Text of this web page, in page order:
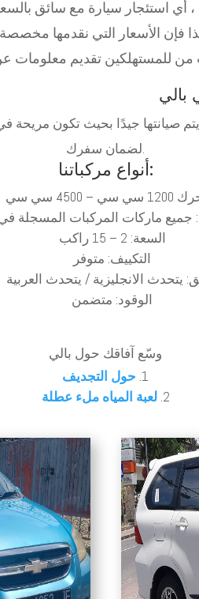
، أي استئجار سيارة مع سائق
فإن الأسعار التي نقدمها مخصصة
للمستهلكين تقديم معلومات عن
بالي
صيانتها جيدًا بحيث تكون مريحة
لضمان سفرك.
أنواع مركباتنا:
– 4500 سي سي
جميع ماركات المركبات المسجلة
السعة: 2 – 15 راكب
التكييف: متوفر
يتحدث الانجليزية / يتحدث العربية
الوقود: متضمن
وسّع آفاقك حول بالي
حول التجديف
لعبة المياه ملء عطلة